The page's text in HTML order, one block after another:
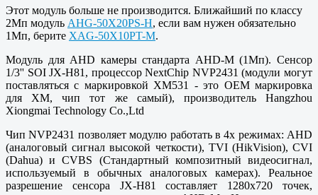
Этот модуль больше не производится. Ближайший по классу
2Мп модуль AHG-50X20PS-H, если вам нужен обязательно
1Мп, берите XAG-50X10PT-M.
Модуль для AHD камеры стандарта AHD-M (1Мп). Сенсор
1/3'' SOI JX-H81, процессор NextChip NVP2431 (модули могут
поставляться с маркировкой XM531 - это OEM маркировка
для XM, чип тот же самый), производитель Hangzhou
Xiongmai Technology Co.,Ltd
Чип NVP2431 позволяет модулю работать в 4х режимах: AHD
(аналоговый сигнал высокой четкости), TVI (HikVision), CVI
(Dahua) и CVBS (Стандартный композитный видеосигнал,
используемый в обычных аналоговых камерах). Реальное
разрешение сенсора JX-H81 составляет 1280x720 точек,